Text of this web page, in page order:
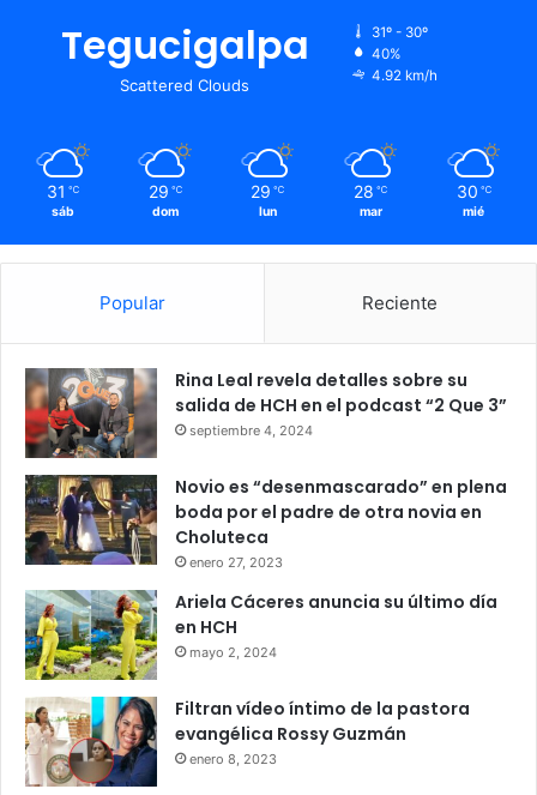
Tegucigalpa
Scattered Clouds
31º - 30º
40%
4.92 km/h
31 ℃
sáb
29 ℃
dom
29 ℃
lun
28 ℃
mar
30 ℃
mié
Popular Reciente
Rina Leal revela detalles sobre su
salida de HCH en el podcast “2 Que 3”
septiembre 4, 2024
Novio es “desenmascarado” en plena
boda por el padre de otra novia en
Choluteca
enero 27, 2023
Ariela Cáceres anuncia su último día
en HCH
mayo 2, 2024
Filtran vídeo íntimo de la pastora
evangélica Rossy Guzmán
enero 8, 2023